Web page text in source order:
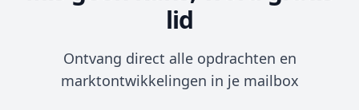
lid
Ontvang direct alle opdrachten en
marktontwikkelingen in je mailbox